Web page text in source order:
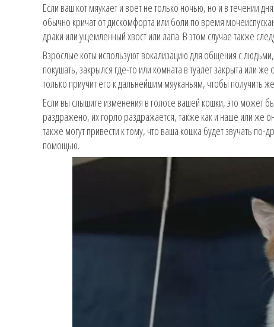
Если ваш кот мяукает и воет не только ночью, но и в течении
обычно кричат от дискомфорта или боли по время
драки или ущемленный хвост или лапа. В этом случае также
Взрослые коты используют вокализацию для общения с
покушать, закрылся где-то или комната в туалет закрыта или
только приучит его к дальнейшим мяуканьям, чтобы получить
Если вы слышите изменения в голосе вашей кошки, это может
раздражено, их горло раздражается, также как и наше или же
также могут привести к тому, что ваша кошка будет звучать
помощью.